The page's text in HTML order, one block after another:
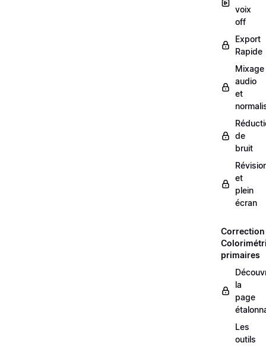
voix
off
Export
Rapide
Mixage
audio
et
de
bruit
et
plein
écran
Correction
primaires
la
page
Les
outils